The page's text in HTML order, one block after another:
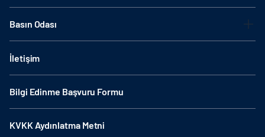
Basın Odası
İletişim
Bilgi Edinme Başvuru Formu
KVKK Aydınlatma Metni